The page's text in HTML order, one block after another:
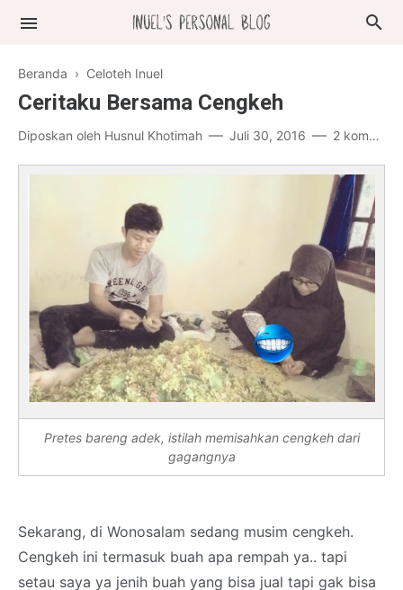
Beranda › Celoteh Inuel
Ceritaku Bersama Cengkeh
Diposkan oleh Husnul Khotimah Juli 30, 2016 2 komentar
Pretes bareng adek, istilah memisahkan cengkeh dari
gagangnya
Sekarang, di Wonosalam sedang musim cengkeh.
Cengkeh ini termasuk buah apa rempah ya.. tapi
setau saya ya jenih buah yang bisa jual tapi gak bisa